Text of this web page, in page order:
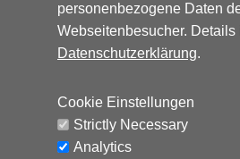
12.990€
Automatik
personenbezogene Daten
Webseitenbesucher. Details
Datenschutzerklärung.
Cookie Einstellungen
Strictly Necessary
Analytics